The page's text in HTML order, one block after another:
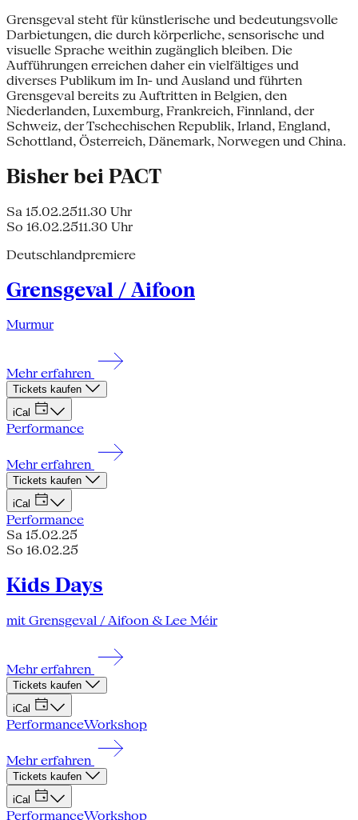
Grensgeval steht für künstlerische und bedeutungsvolle
Darbietungen, die durch körperliche, sensorische und
visuelle Sprache weithin zugänglich bleiben. Die
Aufführungen erreichen daher ein vielfältiges und
diverses Publikum im In- und Ausland und führten
Grensgeval bereits zu Auftritten in Belgien, den
Niederlanden, Luxemburg, Frankreich, Finnland, der
Schweiz, der Tschechischen Republik, Irland, England,
Schottland, Österreich, Dänemark, Norwegen und China.
Bisher bei PACT
Sa 15.02.2511.30 Uhr
So 16.02.2511.30 Uhr
Deutschlandpremiere
Grensgeval / Aifoon
Murmur
Mehr erfahren
Tickets kaufen
iCal
Performance
Mehr erfahren
Tickets kaufen
iCal
Performance
Sa 15.02.25
So 16.02.25
Kids Days
mit Grensgeval / Aifoon & Lee Méir
Mehr erfahren
Tickets kaufen
iCal
PerformanceWorkshop
Mehr erfahren
Tickets kaufen
iCal
PerformanceWorkshop